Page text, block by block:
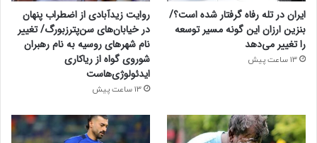
ایران در تله رفاه گرفتار شده است؟/
بنزین ارزان این گونه مسیر توسعه
را تغییر می‌دهد
13 ساعت پیش
روایت زیدآبادی از اضطراب پنهان
در خیابان‌های سن‌پترزبورگ/ تغییر
نام شهرهای روسیه به نام رهبران
شوروی گواه از ریاکاری
ایدئولوژی‌هاست
13 ساعت پیش